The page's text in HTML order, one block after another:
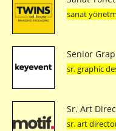
sanat
Senior
sr. graphic
Sr. Art
sr. art